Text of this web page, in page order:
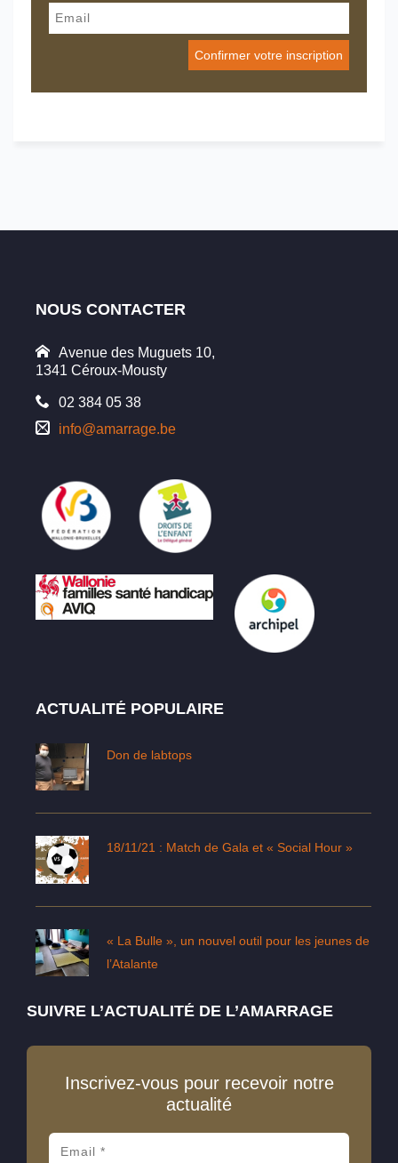
NOUS CONTACTER
Avenue des Muguets 10,
1341 Céroux-Mousty
02 384 05 38
info@amarrage.be
ACTUALITÉ POPULAIRE
Don de labtops
18/11/21 : Match de Gala et « Social Hour »
« La Bulle », un nouvel outil pour les jeunes de
l’Atalante
SUIVRE L’ACTUALITÉ DE L’AMARRAGE
Inscrivez-vous pour recevoir notre
actualité